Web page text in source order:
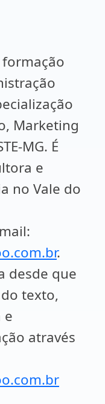
Marketing
MG. É
e
no Vale do
.
desde que
texto,
e
através